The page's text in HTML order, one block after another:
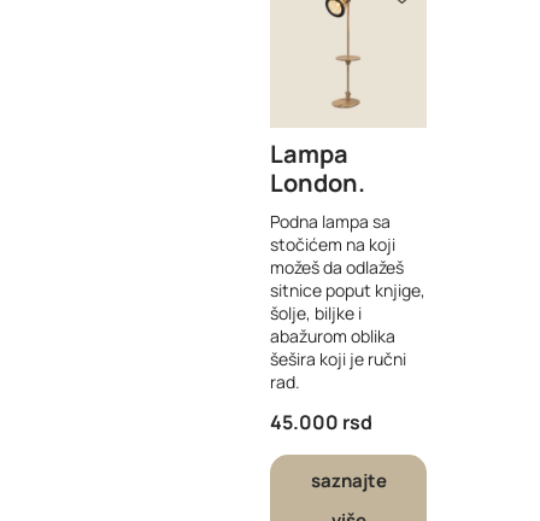
Lampa
London
Podna lampa sa
stočićem na koji
možeš da odlažeš
sitnice poput knjige,
šolje, biljke i
abažurom oblika
šešira koji je ručni
rad.
45.000 rsd
saznajte